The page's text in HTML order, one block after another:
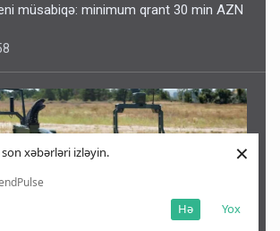
xəbərləri izləyin.
Yox
Hə
×
müsabiqə: minimum qrant 30 min AZN